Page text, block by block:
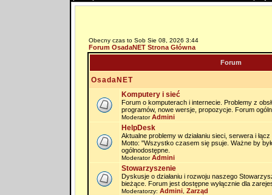
Obecny czas to Sob Sie 08, 2026 3:44
Forum OsadaNET Strona Główna
Forum
OsadaNET
Komputery i sieć
Forum o komputerach i internecie. Problemy z
programów, nowe wersje, propozycje. Forum
ModeratorAdmini
HelpDesk
Aktualne problemy w działaniu sieci, serwera i
Motto: "Wszystko czasem się psuje. Ważne by
ogólnodostępne.
ModeratorAdmini
Stowarzyszenie
Dyskusje o działaniu i rozwoju naszego
bieżące. Forum jest dostępne wyłącznie dla
Moderatorzy: Admini, Zarząd